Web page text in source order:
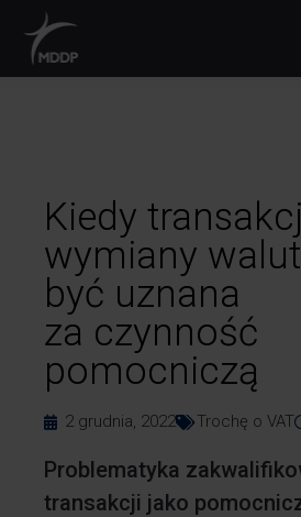
Kiedy
wymiany
być uznana
za czynność
pomocniczą
2 grudnia, 2022 Trochę o VAT
Problematyka
transakcji jako